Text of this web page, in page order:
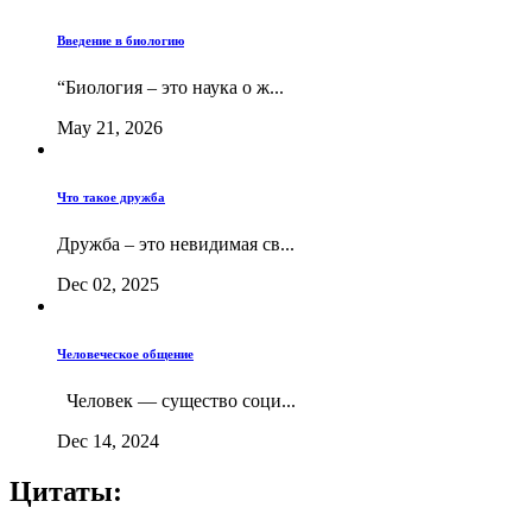
Введение в биологию
“Биология – это наука о ж...
May 21, 2026
Что такое дружба
Дружба – это невидимая св...
Dec 02, 2025
Человеческое общение
Человек — существо соци...
Dec 14, 2024
Цитаты: